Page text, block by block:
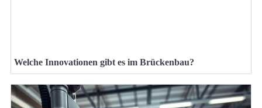
Welche Innovationen gibt es im Brückenbau?